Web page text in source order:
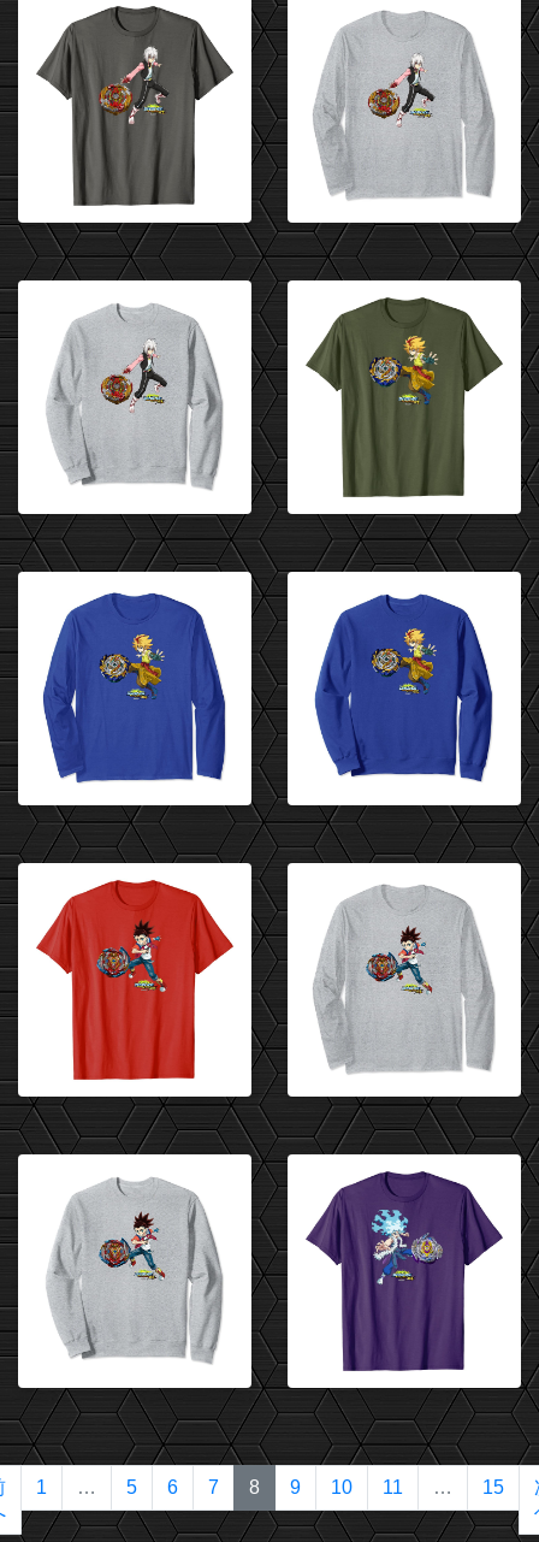
1 … 5 6 7 8(current)
9 10 11 … 15